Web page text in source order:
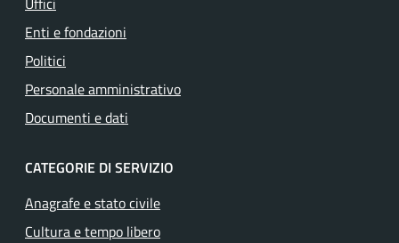
Enti e fondazioni
Politici
Personale amministrativo
Documenti e dati
CATEGORIE DI SERVIZIO
Anagrafe e stato civile
Cultura e tempo libero